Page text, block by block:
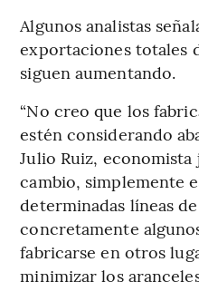
Algunos analistas
exportaciones totales
siguen aumentando.
“No creo que los
estén considerando
Julio Ruiz,
cambio, simplemente
determinadas líneas
concretamente
fabricarse en otros
minimizar los